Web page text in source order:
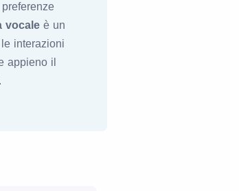
vocale è un
interazioni
appieno il